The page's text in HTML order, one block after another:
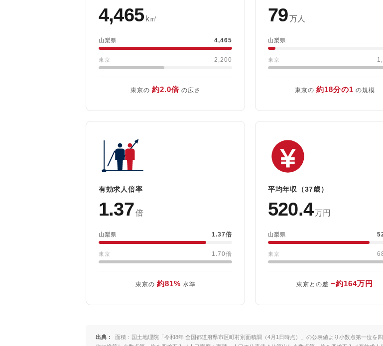
4,465 k㎡
山梨県 4,465
東京 2,200
東京の 約2.0倍 の広さ
79 万人
山梨県
東京
東京の 約18分の1 の規模
有効求人倍率
1.37倍
山梨県 1.37倍
東京 1.70倍
東京の 約81% 水準
平均年収（37歳）
520.4万円
山梨県
東京
東京との差 −約164万円
出典：
面積：国土地理院「令和8年 全国都道府県市区町村別面積調（4月1日時点）」の公表値より小数点第一位を